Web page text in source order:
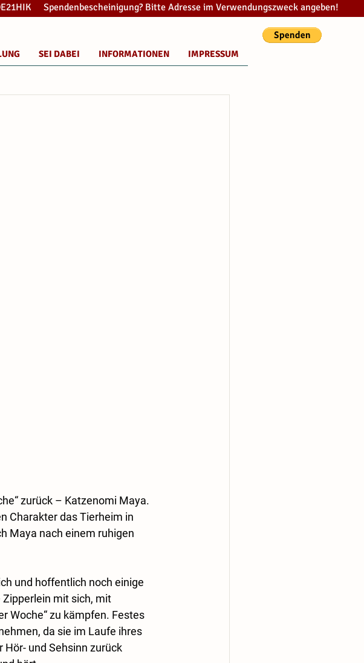
Spendenbescheinigung? Bitte Adresse im Verwendungszweck angeben!
SEI DABEI INFORMATIONEN IMPRESSUM
zurück – Katzenomi Maya.
Charakter das Tierheim in
Maya nach einem ruhigen
und hoffentlich noch einige
mit sich, mit
Woche“ zu kämpfen. Festes
da sie im Laufe ihres
und Sehsinn zurück